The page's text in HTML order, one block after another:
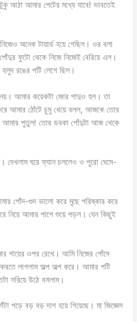
আঠা আমার পেটের মধ্যে যাবে! ভাবতেই
অনেক টায়ার্ড হয়ে গেছিল। ওর বলা
ফুটো থেকে নিজে নিজেই বেরিয়ে এল।
রঙের পটি লেগে ছিল।
আমার কয়েকটা জোর পাদুও হল। তা
আমার ঠোঁটে চুমু খেয়ে বলল, আজকে তোর
আমার পুতুল! তোর ডবকা পোঁদুটা আজ থেকে
দেখলাম ঘরে ফ্যান চললেও ও পুরো ঘেমে-
পোঁদ-গুদ ভালো করে মুছে পরিষ্কার করে
নিয়ে আমার পাশে শুয়ে পড়ল। যেন কিছুই
গায়ের ওপর রেখে। আমি নিজের পোঁদে
লাগলাম অল্প অল্প করে। আমার পটি
সরিয়ে উঠে বসলাম।
পড়ে বড় বড় দাগ হয়ে গিয়েছে। মা জিজ্ঞেস